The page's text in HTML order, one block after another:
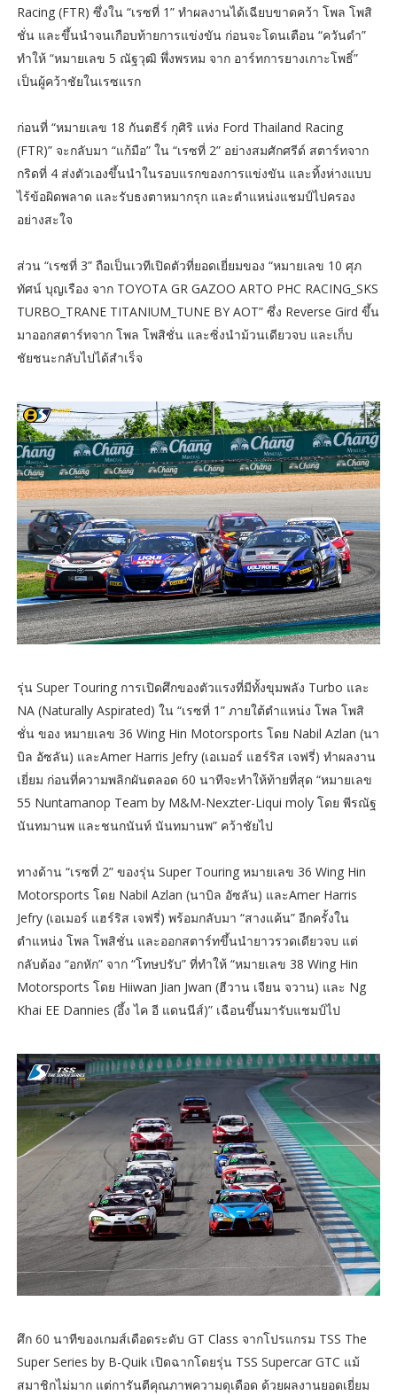
Racing (FTR) ซึ่งใน “เรซที่ 1” ทำผลงานได้เฉียบขาดคว้า โพล โพสิ
ชั่น และขึ้นนำจนเกือบท้ายการแข่งขัน ก่อนจะโดนเตือน “ควันดำ”
ทำให้ “หมายเลข 5 ณัฐวุฒิ พึ่งพรหม จาก อาร์ทการยางเกาะโพธิ์”
เป็นผู้คว้าชัยในเรซแรก
ก่อนที่ “หมายเลข 18 กันตธีร์ กุศิริ แห่ง Ford Thailand Racing
(FTR)” จะกลับมา “แก้มือ” ใน “เรซที่ 2” อย่างสมศักศรีด์ สตาร์ทจาก
กริดที่ 4 ส่งตัวเองขึ้นนำในรอบแรกของการแข่งขัน และทิ้งห่างแบบ
ไร้ข้อผิดพลาด และรับธงตาหมากรุก และตำแหน่งแชมป์ไปครอง
อย่างสะใจ
ส่วน “เรซที่ 3” ถือเป็นเวทีเปิดตัวที่ยอดเยี่ยมของ “หมายเลข 10 ศุภ
ทัศน์ บุญเรือง จาก TOYOTA GR GAZOO ARTO PHC RACING_SKS
TURBO_TRANE TITANIUM_TUNE BY AOT” ซึ่ง Reverse Gird ขึ้น
มาออกสตาร์ทจาก โพล โพสิชั่น และซิ่งนำม้วนเดียวจบ และเก็บ
ชัยชนะกลับไปได้สำเร็จ
รุ่น Super Touring การเปิดศึกของตัวแรงที่มีทั้งขุมพลัง Turbo และ
NA (Naturally Aspirated) ใน “เรซที่ 1” ภายใต้ตำแหน่ง โพล โพสิ
ชั่น ของ หมายเลข 36 Wing Hin Motorsports โดย Nabil Azlan (นา
บิล อัซลัน) และAmer Harris Jefry (เอเมอร์ แฮร์ริส เจฟรี่) ทำผลงาน
เยี่ยม ก่อนที่ความพลิกผันตลอด 60 นาทีจะทำให้ท้ายที่สุด “หมายเลข
55 Nuntamanop Team by M&M-Nexzter-Liqui moly โดย พีรณัฐ
นันทมานพ และชนกนันท์ นันทมานพ” คว้าชัยไป
ทางด้าน “เรซที่ 2” ของรุ่น Super Touring หมายเลข 36 Wing Hin
Motorsports โดย Nabil Azlan (นาบิล อัซลัน) และAmer Harris
Jefry (เอเมอร์ แฮร์ริส เจฟรี่) พร้อมกลับมา “สางแค้น” อีกครั้งใน
ตำแหน่ง โพล โพสิชั่น และออกสตาร์ทขึ้นนำยาวรวดเดียวจบ แต่
กลับต้อง “อกหัก” จาก “โทษปรับ” ที่ทำให้ “หมายเลข 38 Wing Hin
Motorsports โดย Hiiwan Jian Jwan (ฮีวาน เจียน จวาน) และ Ng
Khai EE Dannies (อึ้ง ไค อี แดนนีส์)” เฉือนขึ้นมารับแชมป์ไป
ศึก 60 นาทีของเกมส์เดือดระดับ GT Class จากโปรแกรม TSS The
Super Series by B-Quik เปิดฉากโดยรุ่น TSS Supercar GTC แม้
สมาชิกไม่มาก แต่การันตีคุณภาพความดุเดือด ด้วยผลงานยอดเยี่ยม